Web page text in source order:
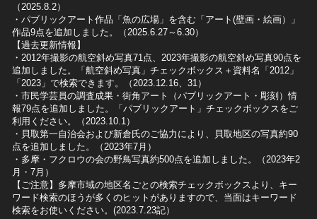
（2025.8.2）
​・パブリックアート作品「魚の広場」を含む「アート(壁画・絵画）」
作品9点を追加しました。（2025.6.27～6.30）
【過去更新情報】
・2012年撮影の航空斜め写真71点、2023年撮影の航空斜め写真90点を
追加しました。「航空斜め写真」チェックボックス＋資料名「2012」
「2023」で検索できます。（2023.12.16、31）
​・市民学芸員の調査成果・街角アート（パブリックアート・彫刻）情
報79点を追加しました。「パブリックアート」チェックボックスをご
利用ください。（2023.10.1）
・貝取第一自治会および新倉氏のご協力により、貝取地区の写真約90
点を追加しました。（2023年7月）
・多摩・フクロウの会の野鳥写真約500点を追加しました。（2023年2
月・7月）
【ご注意】多摩市域の地区名ごとの検索チェックボックスより、キー
ワード検索のほうが多くのヒットがありますので、当面はキーワード
検索をお使いください。(2023.7.23記）